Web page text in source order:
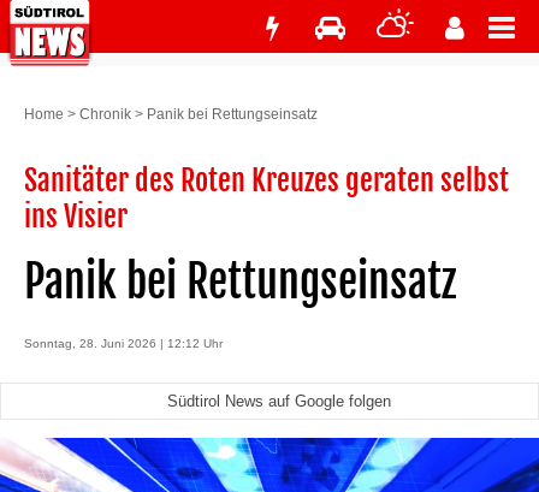
Home > Chronik > Panik bei Rettungseinsatz
Sanitäter des Roten Kreuzes geraten selbst
ins Visier
Panik bei Rettungseinsatz
Sonntag, 28. Juni 2026 | 12:12 Uhr
Südtirol News auf Google folgen